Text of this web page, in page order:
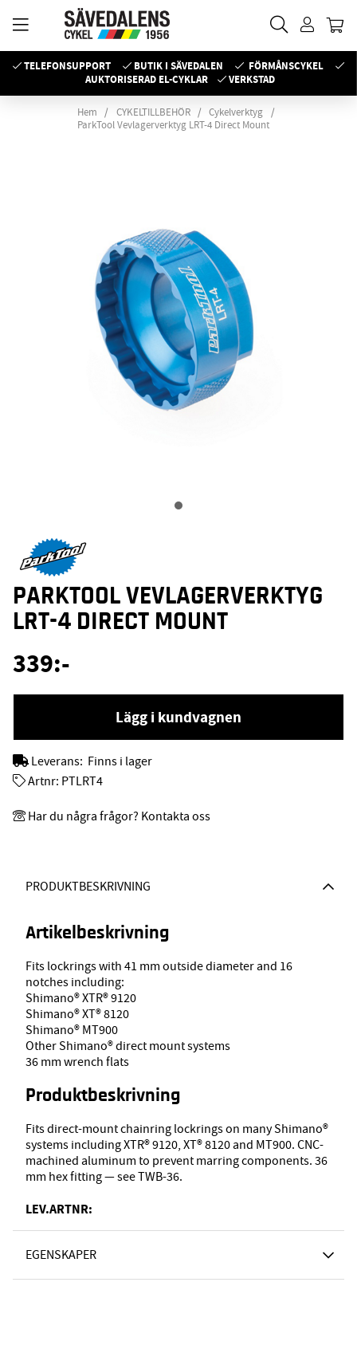
TELEFONSUPPORT BUTIK I SÄVEDALEN
FÖRMÅNSCYKEL
AUKTORISERAD EL-CYKLAR
VERKSTAD
Hem CYKELTILLBEHÖR
Cykelverktyg
ParkTool Vevlagerverktyg LRT-4 Direct Mount
PRODUKTBESKRIVNING
Artikelbeskrivning
Fits lockrings with 41 mm outside diameter and 16
notches including:
Shimano® XTR® 9120
Shimano® XT® 8120
Shimano® MT900
Other Shimano® direct mount systems
36 mm wrench flats
Produktbeskrivning
Fits direct-mount chainring lockrings on many Shimano®
systems including XTR® 9120, XT® 8120 and MT900. CNC-
machined aluminum to prevent marring components. 36
mm hex fitting — see TWB-36.
LEV.ARTNR:
EGENSKAPER
PARKTOOL VEVLAGERVERKTYG
LRT-4 DIRECT MOUNT
339:-
Lägg i kundvagnen
Leverans: Finns i lager
Artnr: PTLRT4
Har du några frågor? Kontakta oss